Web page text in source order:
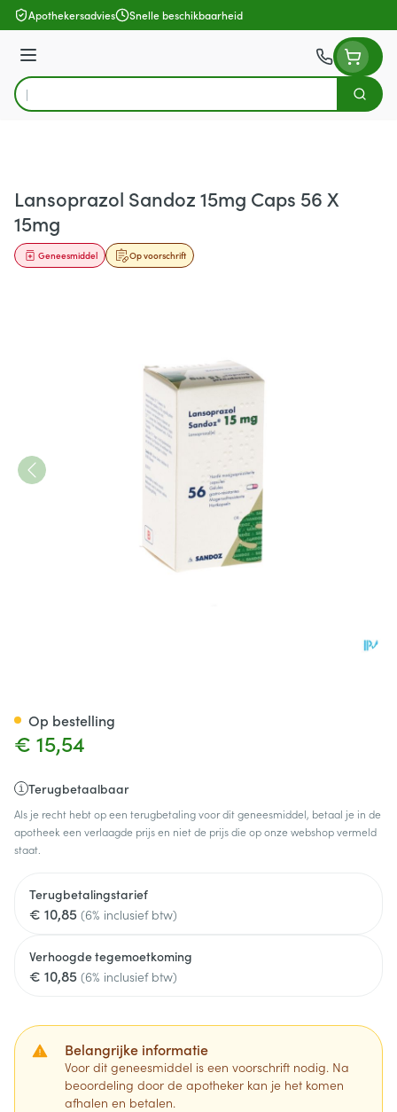
Ga naar de inhoud
Apothekersadvies Snelle beschikbaarheid
Menu
Product, merk, categorie...
Zoek
Lansoprazol Sandoz 15mg Caps 56 X
15mg
Op voorschrift
Geneesmiddel
€ 15,54
Terugbetaalbaar
Als je recht hebt op een terugbetaling voor dit geneesmiddel, betaal je in de
apotheek een verlaagde prijs en niet de prijs die op onze webshop vermeld
staat.
Terugbetalingstarief
€ 10,85 (6% inclusief btw)
Verhoogde tegemoetkoming
€ 10,85 (6% inclusief btw)
Belangrijke informatie
Voor dit geneesmiddel is een voorschrift nodig. Na
beoordeling door de apotheker kan je het komen
afhalen en betalen.
Op bestelling